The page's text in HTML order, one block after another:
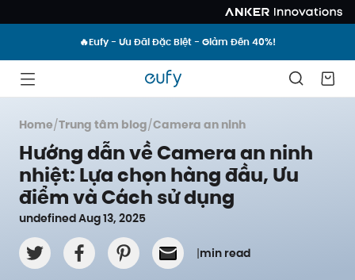
🔥Eufy - Ưu Đãi Đặc Biệt - Giảm Đến 40%!
Home/Trung tâm blog/Camera an ninh
Hướng dẫn về Camera an ninh
nhiệt: Lựa chọn hàng đầu, Ưu
điểm và Cách sử dụng
undefined Aug 13, 2025
|min read